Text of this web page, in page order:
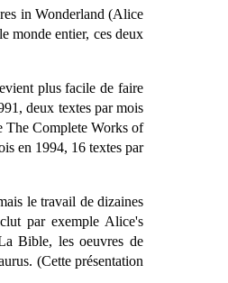
in Wonderland (Alice
monde entier, ces deux
plus facile de faire
deux textes par mois
The Complete Works of
en 1994, 16 textes par
le travail de dizaines
par exemple Alice's
Bible, les oeuvres de
(Cette présentation